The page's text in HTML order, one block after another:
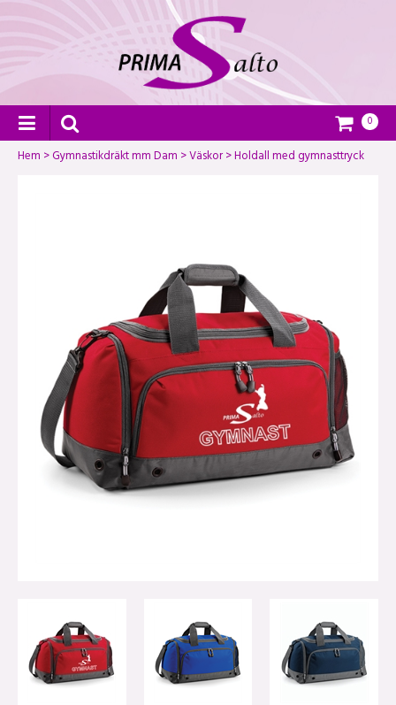
0
Hem >Gymnastikdräkt mm Dam >Väskor>Holdall med gymnasttryck